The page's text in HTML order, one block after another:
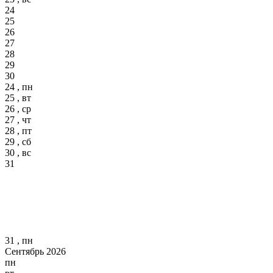
24
25
26
27
28
29
30
24 , пн
25 , вт
26 , ср
27 , чт
28 , пт
29 , сб
30 , вс
31
31 , пн
Сентябрь 2026
пн